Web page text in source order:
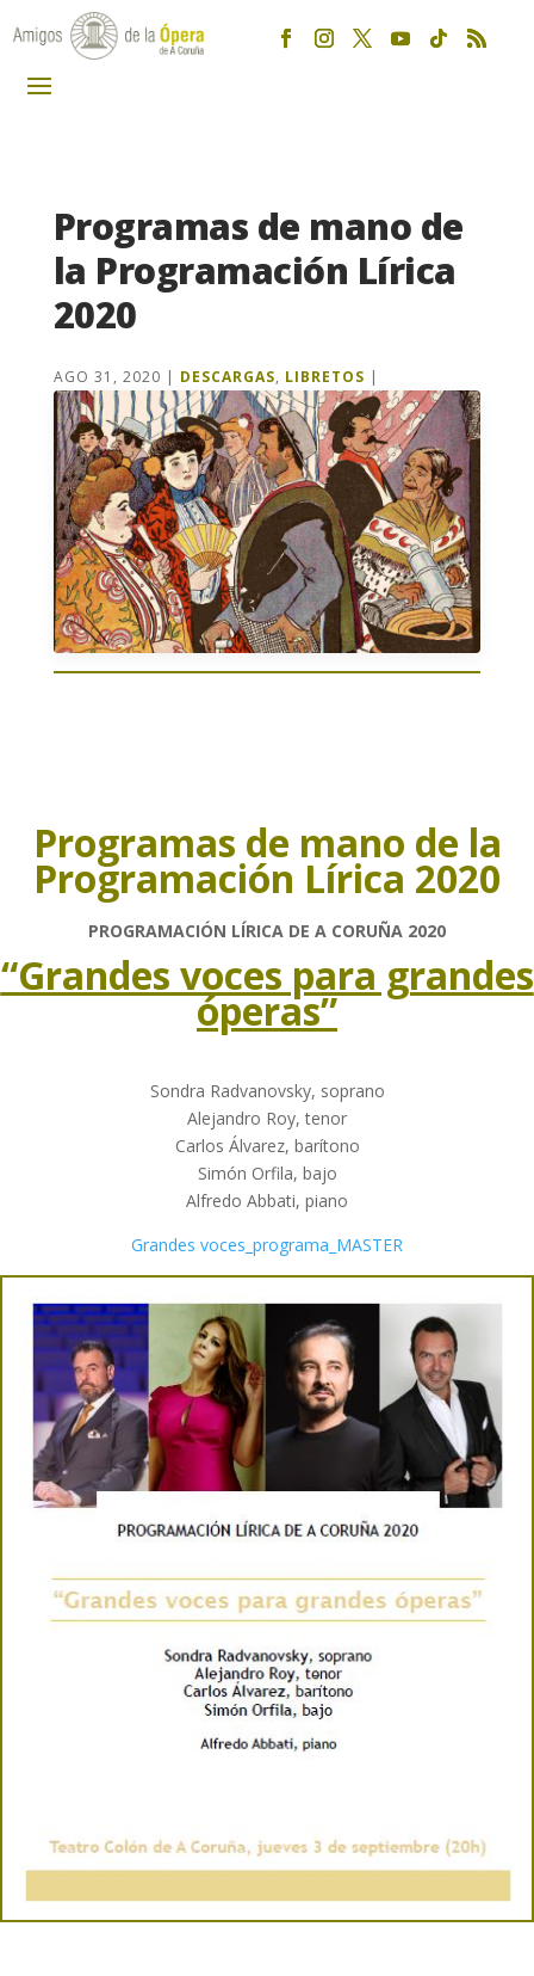
Programas de mano de
la Programación Lírica
2020
AGO 31, 2020 | DESCARGAS, LIBRETOS |
Programas de mano de la
Programación Lírica 2020
PROGRAMACIÓN LÍRICA DE A CORUÑA 2020
“Grandes voces para grandes
óperas”
Sondra Radvanovsky, soprano
Alejandro Roy, tenor
Carlos Álvarez, barítono
Simón Orfila, bajo
Alfredo Abbati, piano
Grandes voces_programa_MASTER